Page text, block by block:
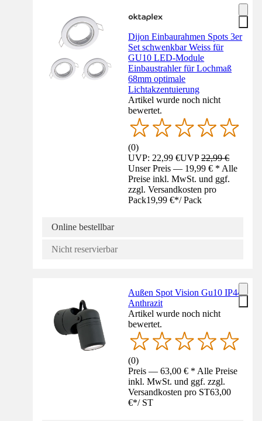
Dijon Einbaurahmen Spots 3er
Set schwenkbar Weiss für
GU10 LED-Module
Einbaustrahler für Lochmaß
68mm optimale
Lichtakzentuierung
Artikel wurde noch nicht
bewertet.
(0)
UVP: 22,99 €UVP22,99 €
Unser Preis — 19,99 € * Alle
Preise inkl. MwSt. und ggf.
zzgl. Versandkosten pro
Pack19,99 €*/ Pack
Online bestellbar
Nicht reservierbar
Außen Spot Vision Gu10 IP44
Anthrazit
Artikel wurde noch nicht
bewertet.
(0)
Preis — 63,00 € * Alle Preise
inkl. MwSt. und ggf. zzgl.
Versandkosten pro ST63,00
€*/ ST